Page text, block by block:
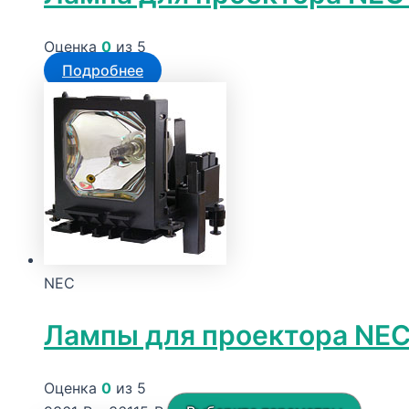
Оценка 0 из 5
Подробнее
NEC
Лампы для проектора
Оценка 0 из 5